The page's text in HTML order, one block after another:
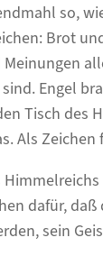
so,
Brot
Engel
Tisch des
Als
dafür,
sein